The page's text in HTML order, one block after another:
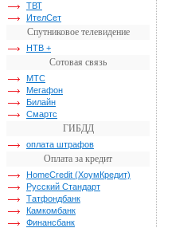
ТВТ
ИтелСет
Спутниковое телевидение
НТВ +
Сотовая связь
МТС
Мегафон
Билайн
Смартс
ГИБДД
оплата штрафов
Оплата за кредит
HomeCredit (ХоумКредит)
Русский Стандарт
Татфондбанк
Камкомбанк
Финансбанк